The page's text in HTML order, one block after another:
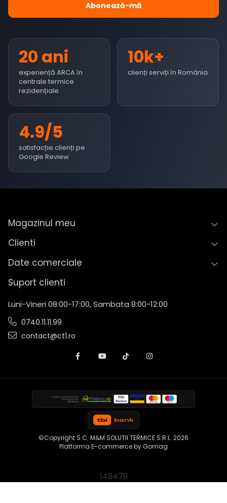
Abonează-mă
20 ani
experiență ARCA în
centrale termice
rezidențiale
10k+
clienți serviți în România
4.9/5
satisfacție clienți pe
Google Review
Magazinul meu
Clienti
Date comerciale
Suport clienti
Luni-Vineri 08:00-17:00, Sambata 8:00-12:00
0740.11.11.99
contact@ct1.ro
©Copyright S.C. M&M SOLUTII TERMICE S.R.L. 2026
Platforma E-commerce by Gomag
149479